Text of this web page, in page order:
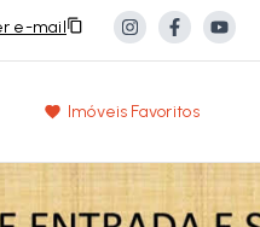
e-mail
Imóveis Favoritos